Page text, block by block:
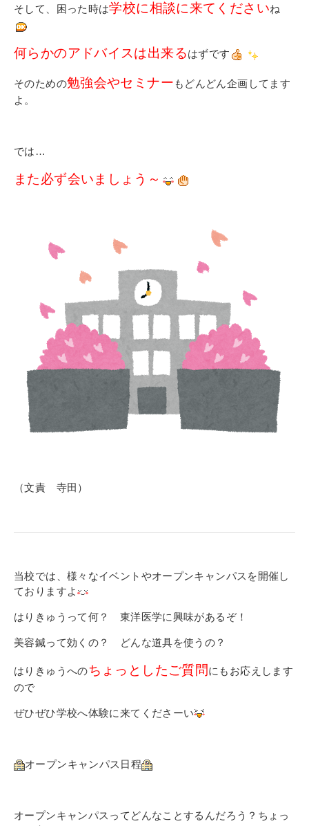
そして、困った時は学校に相談に来てくださいね
何らかのアドバイスは出来るはずです
そのための勉強会やセミナー もどんどん企画してます
よ。
では…
また必ず会いましょう～
（文責 寺田）
当校では、様々なイベントやオープンキャンパスを開催し
ておりますよ
はりきゅうって何？ 東洋医学に興味があるぞ！
美容鍼って効くの？ どんな道具を使うの？
はりきゅうへのちょっとしたご質問にもお応えします
ので
ぜひぜひ学校へ体験に来てくださーい
オープンキャンパス日程
オープンキャンパスってどんなことするんだろう？ちょっ